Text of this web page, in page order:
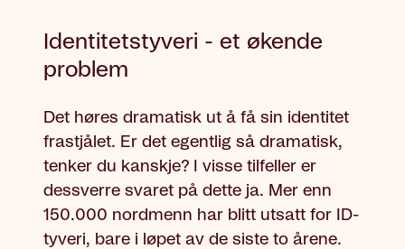
Identitetstyveri - et økende
problem
Det høres dramatisk ut å få sin identitet
frastjålet. Er det egentlig så dramatisk,
tenker du kanskje? I visse tilfeller er
dessverre svaret på dette ja. Mer enn
150.000 nordmenn har blitt utsatt for ID-
tyveri, bare i løpet av de siste to årene.